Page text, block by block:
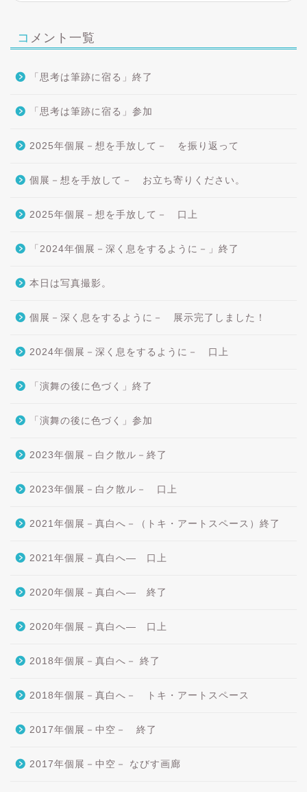
コメント一覧
「思考は筆跡に宿る」終了
「思考は筆跡に宿る」参加
2025年個展－想を手放して－ を振り返って
個展－想を手放して－ お立ち寄りください。
2025年個展－想を手放して－ 口上
「2024年個展－深く息をするように－」終了
本日は写真撮影。
個展－深く息をするように－ 展示完了しました！
2024年個展－深く息をするように－ 口上
「演舞の後に色づく」終了
「演舞の後に色づく」参加
2023年個展－白ク散ル－終了
2023年個展－白ク散ル－ 口上
2021年個展－真白へ－（トキ・アートスペース）終了
2021年個展－真白へ― 口上
2020年個展－真白へ― 終了
2020年個展－真白へ― 口上
2018年個展－真白へ－ 終了
2018年個展－真白へ－ トキ・アートスペース
2017年個展－中空－ 終了
2017年個展－中空－ なびす画廊